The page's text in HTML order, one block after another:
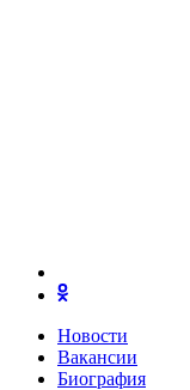
Новости
Вакансии
Биография